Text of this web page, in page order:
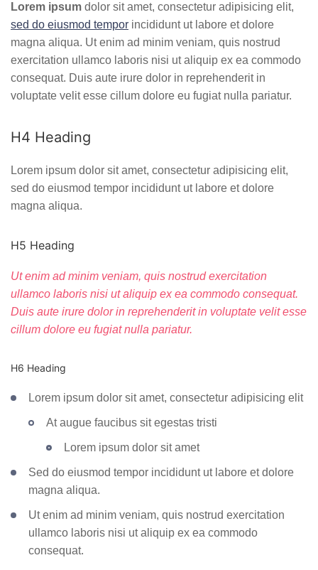
Lorem ipsum dolor sit amet, consectetur adipisicing elit,
sed do eiusmod tempor incididunt ut labore et dolore
magna aliqua. Ut enim ad minim veniam, quis nostrud
exercitation ullamco laboris nisi ut aliquip ex ea commodo
consequat. Duis aute irure dolor in reprehenderit in
voluptate velit esse cillum dolore eu fugiat nulla pariatur.
H4 Heading
Lorem ipsum dolor sit amet, consectetur adipisicing elit,
sed do eiusmod tempor incididunt ut labore et dolore
magna aliqua.
H5 Heading
Ut enim ad minim veniam, quis nostrud exercitation
ullamco laboris nisi ut aliquip ex ea commodo consequat.
Duis aute irure dolor in reprehenderit in voluptate velit esse
cillum dolore eu fugiat nulla pariatur.
H6 Heading
Lorem ipsum dolor sit amet, consectetur adipisicing elit
At augue faucibus sit egestas tristi
Lorem ipsum dolor sit amet
Sed do eiusmod tempor incididunt ut labore et dolore
magna aliqua.
Ut enim ad minim veniam, quis nostrud exercitation
ullamco laboris nisi ut aliquip ex ea commodo
consequat.